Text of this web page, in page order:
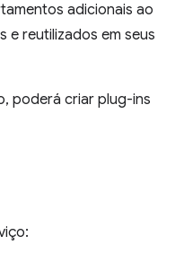
adicionais ao
e reutilizados em seus
poderá criar plug-ins